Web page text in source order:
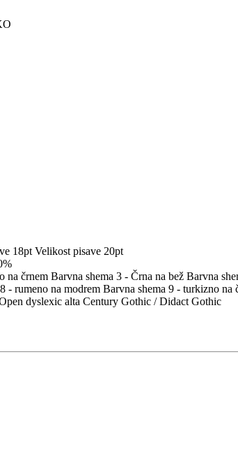
18pt Velikost pisave 20pt
na črnem Barvna shema 3 - Črna na bež Barvna
- rumeno na modrem Barvna shema 9 - turkizno na
dyslexic alta Century Gothic / Didact Gothic